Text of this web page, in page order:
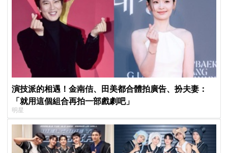
演技派的相遇！金南佶、田美都合體拍廣告、扮夫妻：
「就用這個組合再拍一部戲劇吧」
明星